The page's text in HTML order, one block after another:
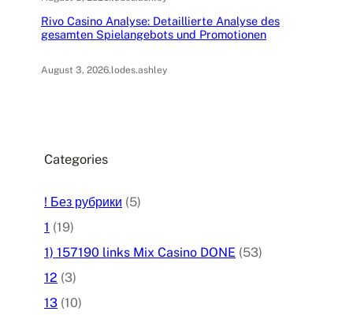
Rivo Casino Analyse: Detaillierte Analyse des
gesamten Spielangebots und Promotionen
August 3, 2026.lodes.ashley
Categories
! Без рубрики (5)
1 (19)
1) 157190 links Mix Casino DONE (53)
12 (3)
13 (10)